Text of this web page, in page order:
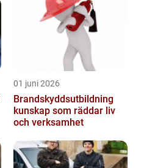
01 juni 2026
Brandskyddsutbildning
kunskap som räddar liv
och verksamhet